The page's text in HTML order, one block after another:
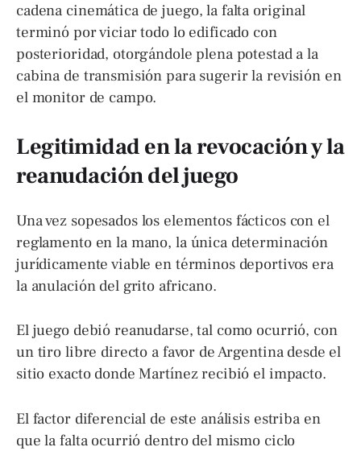
cadena cinemática de juego, la falta original
terminó por viciar todo lo edificado con
posterioridad, otorgándole plena potestad a la
cabina de transmisión para sugerir la revisión en
el monitor de campo.
Legitimidad en la revocación y la
reanudación del juego
Una vez sopesados los elementos fácticos con el
reglamento en la mano, la única determinación
jurídicamente viable en términos deportivos era
la anulación del grito africano.
El juego debió reanudarse, tal como ocurrió, con
un tiro libre directo a favor de Argentina desde el
sitio exacto donde Martínez recibió el impacto.
El factor diferencial de este análisis estriba en
que la falta ocurrió dentro del mismo ciclo